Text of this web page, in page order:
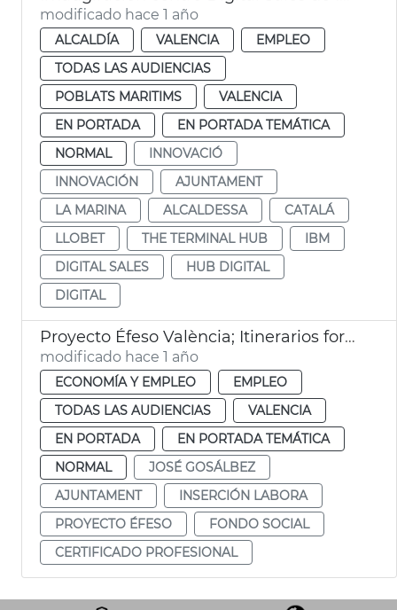
modificado hace 1 año
ALCALDÍA VALENCIA
EMPLEO
TODAS LAS AUDIENCIAS
POBLATS MARITIMS
VALENCIA
EN PORTADA
EN PORTADA TEMÁTICA
NORMAL
INNOVACIÓ
INNOVACIÓN
AJUNTAMENT
LA MARINA
ALCALDESSA
CATALÁ
LLOBET
THE TERMINAL HUB
IBM
DIGITAL SALES
HUB DIGITAL
DIGITAL
Proyecto Éfeso València; Itinerarios formativos
modificado hace 1 año
ECONOMÍA Y EMPLEO
EMPLEO
TODAS LAS AUDIENCIAS
VALENCIA
EN PORTADA
EN PORTADA TEMÁTICA
NORMAL
JOSÉ GOSÁLBEZ
AJUNTAMENT
INSERCIÓN LABORA
PROYECTO ÉFESO
FONDO SOCIAL
CERTIFICADO PROFESIONAL